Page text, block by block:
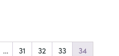
… 31 32 33 34